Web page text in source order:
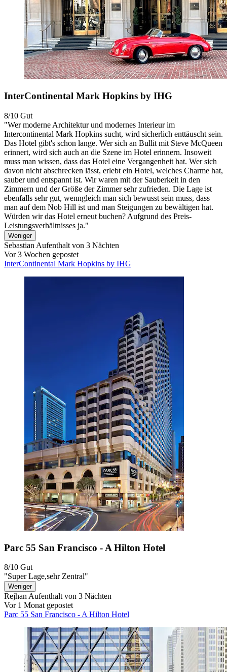
InterContinental Mark Hopkins by IHG
8/10 Gut
"Wer moderne Architektur und modernes Interieur im
Intercontinental Mark Hopkins sucht, wird sicherlich enttäuscht sein.
Das Hotel gibt's schon lange. Wer sich an Bullit mit Steve McQueen
erinnert, wird sich auch an die Szene im Hotel erinnern. Insoweit
muss man wissen, dass das Hotel eine Vergangenheit hat. Wer sich
davon nicht abschrecken lässt, erlebt ein Hotel, welches Charme hat,
sauber und entspannt ist. Wir waren mit der Sauberkeit in den
Zimmern und der Größe der Zimmer sehr zufrieden. Die Lage ist
ebenfalls sehr gut, wenngleich man sich bewusst sein muss, dass
man auf dem Nob Hill ist und man Steigungen zu bewältigen hat.
Würden wir das Hotel erneut buchen? Aufgrund des Preis-
Leistungsverhältnisses ja."
Weniger
Sebastian Aufenthalt von 3 Nächten
Vor 3 Wochen gepostet
InterContinental Mark Hopkins by IHG
Parc 55 San Francisco - A Hilton Hotel
8/10 Gut
"Super Lage,sehr Zentral"
Weniger
Rejhan Aufenthalt von 3 Nächten
Vor 1 Monat gepostet
Parc 55 San Francisco - A Hilton Hotel